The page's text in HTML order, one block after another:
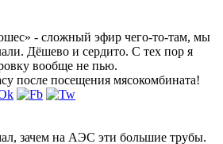
- сложный эфир чего-то-там, мы
Дёшево и сердито. С тех пор я
вообще не пью.
после посещения мясокомбината!
зачем на АЭС эти большие трубы.